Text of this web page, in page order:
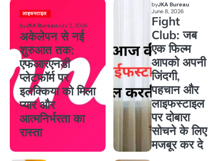
लाइफस्टाइल
byJKA BureauJuly 2, 2026
अकेलेपन से नई
शुरुआत तक:
एफआरएनडी
प्लेटफॉर्म पर
इलक्किया को मिला
प्यार और
आत्मनिर्भरता का
रास्ता
byJKA Bureau
June 8, 2026
Fight
Club: जब
एक फिल्म
आपको अपनी
जिंदगी,
पहचान और
लाइफस्टाइल
पर दोबारा
सोचने के लिए
मजबूर कर दे